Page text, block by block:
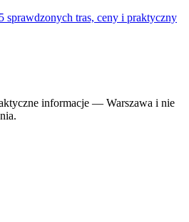
sprawdzonych tras, ceny i praktyczny
informacje — Warszawa i nie